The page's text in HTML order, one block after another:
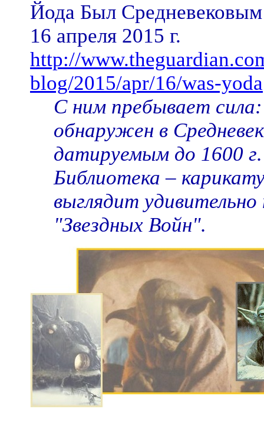
Йода Был
16 апреля 2015 г.
http://
blog/2015/apr/16/was-yoda
С ним пребывает
обнаружен в
датируемым до 1600
Библиотека –
выглядит
"Звездных Войн".